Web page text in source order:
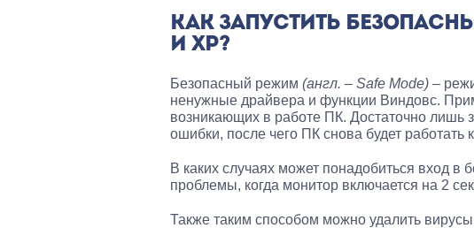
КАК ЗАПУСТИТЬ
И XP?
Безопасный режим (англ. – Safe Mode) –
ненужные драйвера и функции Виндовс.
возникающих в работе ПК. Достаточно лишь
ошибки, после чего ПК снова будет работать
В каких случаях может понадобиться вход
проблемы, когда монитор включается на 2
Также таким способом можно удалить